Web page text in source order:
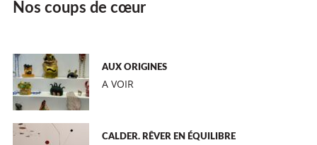
Nos coups de cœur
AUX ORIGINES
A VOIR
CALDER. RÊVER EN ÉQUILIBRE